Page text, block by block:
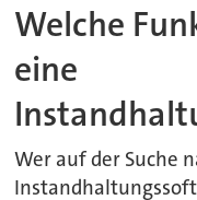
Welche
eine
Wer auf der Suche